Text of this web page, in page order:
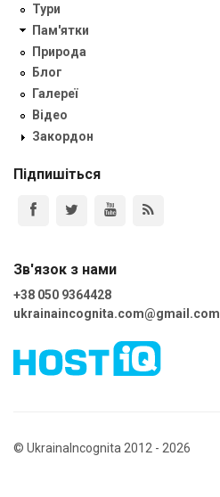
Тури
Пам'ятки
Природа
Блог
Галереї
Відео
Закордон
Підпишіться
Зв'язок з нами
+38 050 9364428
ukrainaincognita.com@gmail.com
© UkrainaIncognita 2012 - 2026